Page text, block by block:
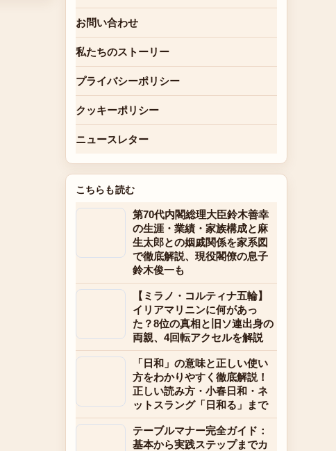
お問い合わせ
私たちのストーリー
プライバシーポリシー
クッキーポリシー
ニュースレター
こちらも読む
第70代内閣総理大臣鈴木善幸
の生涯・業績・家族構成と麻
生太郎との姻戚関係を家系図
で徹底解説、現役閣僚の息子
鈴木俊一も
【ミラノ・コルティナ五輪】
イリアマリニンに何があっ
た？8位の真相と旧ソ連出身の
両親、4回転アクセルを解説
「日和」の意味と正しい使い
方をわかりやすく徹底解説！
正しい読み方・小春日和・ネ
ットスラング「日和る」まで
テーブルマナー完全ガイド：
基本から実践ステップまでカ